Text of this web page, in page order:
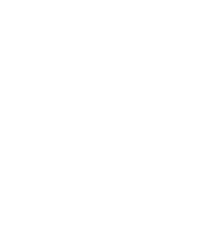
यंदाच्या राज्य विधिमंडळाच्या पावसाळी अधिवेशनाचा